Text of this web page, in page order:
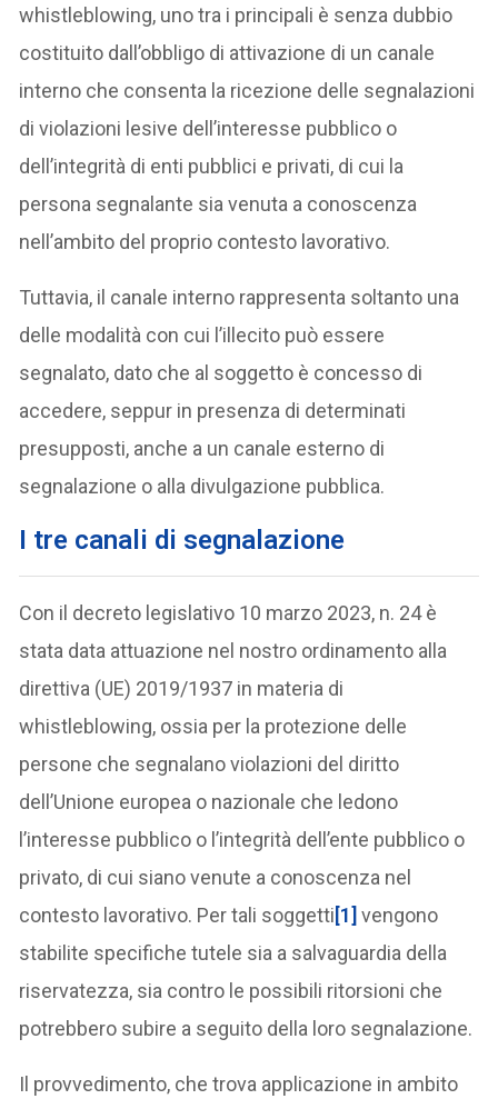
whistleblowing, uno tra i principali è senza dubbio
costituito dall’obbligo di attivazione di un canale
interno che consenta la ricezione delle segnalazioni
di violazioni lesive dell’interesse pubblico o
dell’integrità di enti pubblici e privati, di cui la
persona segnalante sia venuta a conoscenza
nell’ambito del proprio contesto lavorativo.
Tuttavia, il canale interno rappresenta soltanto una
delle modalità con cui l’illecito può essere
segnalato, dato che al soggetto è concesso di
accedere, seppur in presenza di determinati
presupposti, anche a un canale esterno di
segnalazione o alla divulgazione pubblica.
I tre canali di segnalazione
Con il decreto legislativo 10 marzo 2023, n. 24 è
stata data attuazione nel nostro ordinamento alla
direttiva (UE) 2019/1937 in materia di
whistleblowing, ossia per la protezione delle
persone che segnalano violazioni del diritto
dell’Unione europea o nazionale che ledono
l’interesse pubblico o l’integrità dell’ente pubblico o
privato, di cui siano venute a conoscenza nel
contesto lavorativo. Per tali soggetti[1] vengono
stabilite specifiche tutele sia a salvaguardia della
riservatezza, sia contro le possibili ritorsioni che
potrebbero subire a seguito della loro segnalazione.
Il provvedimento, che trova applicazione in ambito